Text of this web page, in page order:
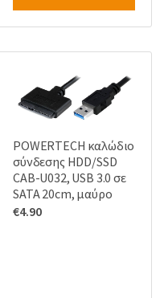
POWERTECH καλώδιο
σύνδεσης HDD/SSD
CAB-U032, USB 3.0 σε
SATA 20cm, μαύρο
€4.90